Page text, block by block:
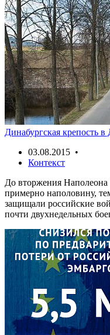
Динабургская крепость в
03.08.2015 •
Контекст
До вторжения Наполеона
примерно наполовину,
защищали российские
почти двухнедельных